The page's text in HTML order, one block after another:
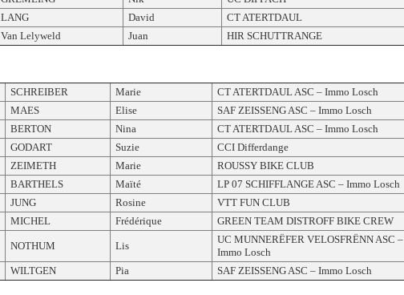
LANG David CT ATERTDAUL
Van Lelyweld Juan HIR SCHUTTRANGE
SCHREIBER Marie CT ATERTDAUL ASC – Immo Losch
MAES Elise SAF ZEISSENG ASC – Immo Losch
BERTON Nina CT ATERTDAUL ASC – Immo Losch
GODART Suzie CCI Differdange
ZEIMETH Marie ROUSSY BIKE CLUB
BARTHELS Maïté LP 07 SCHIFFLANGE ASC – Immo Losch
JUNG Rosine VTT FUN CLUB
MICHEL Frédérique GREEN TEAM DISTROFF BIKE CREW
NOTHUM Lis
UC MUNNERËFER VELOSFRËNN ASC –
Immo Losch
WILTGEN Pia SAF ZEISSENG ASC – Immo Losch